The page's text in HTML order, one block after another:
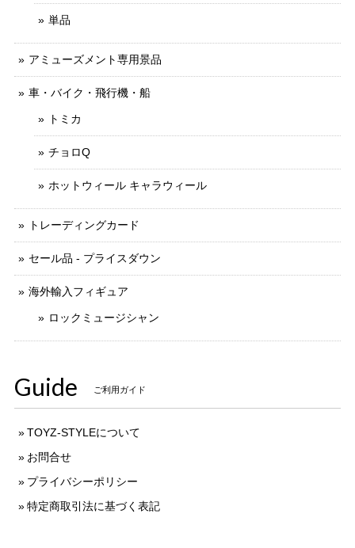
単品
アミューズメント専用景品
車・バイク・飛行機・船
トミカ
チョロQ
ホットウィール キャラウィール
トレーディングカード
セール品 - プライスダウン
海外輸入フィギュア
ロックミュージシャン
Guide ご利用ガイド
TOYZ-STYLEについて
お問合せ
プライバシーポリシー
特定商取引法に基づく表記